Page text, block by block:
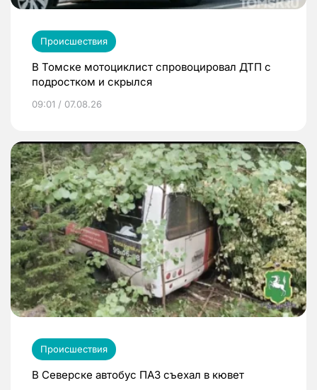
Происшествия
В Томске мотоциклист спровоцировал ДТП с
подростком и скрылся
09:01 / 07.08.26
Происшествия
В Северске автобус ПАЗ съехал в кювет